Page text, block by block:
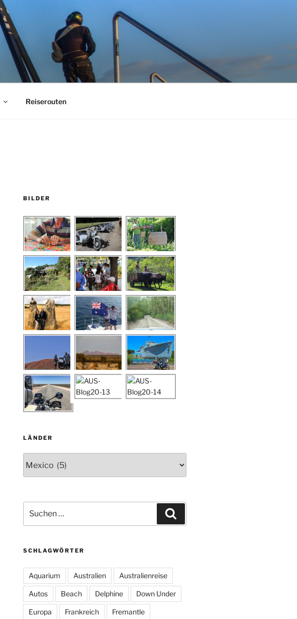
Reiserouten
BILDER
LÄNDER
nach:
SCHLAGWÖRTER
Aquarium Australien Australienreise
Autos Beach Delphine Down Under
Europa Frankreich Fremantle